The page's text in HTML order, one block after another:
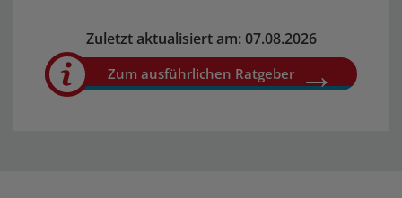
Zuletzt aktualisiert am: 07.08.2026
Zum ausführlichen Ratgeber